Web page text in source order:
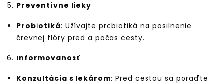
Preventívne lieky
Probiotiká: Užívajte probiotiká na posilnenie
črevnej flóry pred a počas cesty.
Informovanosť
Konzultácia s lekárom: Pred cestou sa poraďte